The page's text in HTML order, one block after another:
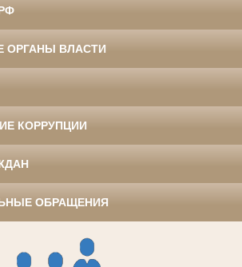
ОРГАНЫ ВЛАСТИ
КОРРУПЦИИ
ОБРАЩЕНИЯ